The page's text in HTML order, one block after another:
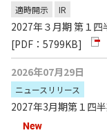
適時開示 IR
2027年３月期 第１四
[PDF：5799KB]
2026年07月29日
ニュースリリース
2027年3月期第１四